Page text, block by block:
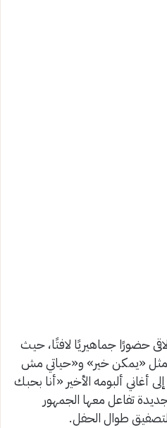
حضورًا جماهيريًا لافتًا، حيث
مثل «يمكن خير» و«حياتي مش
أغاني ألبومه الأخير «أنا بحبك
تفاعل معها الجمهور
طوال الحفل.